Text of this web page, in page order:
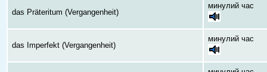
das Präteritum (Vergangenheit)
минулий час
das Imperfekt (Vergangenheit)
минулий час